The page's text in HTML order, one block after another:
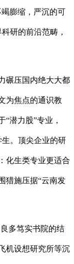
膨缩，严沉的可
研的前沿范畴，
压国内绝大大都
为焦点的通识教
潜力股”专业，
。顶尖企业的研
化生类专业更适合
猎施压据“云南发
多笃实书院的结
机设想研究所等沉